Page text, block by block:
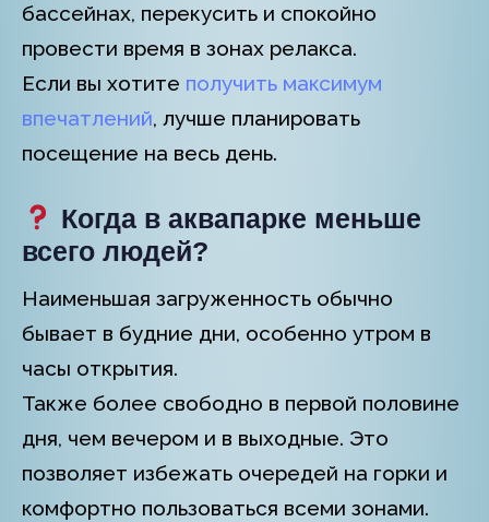
бассейнах, перекусить и спокойно
провести время в зонах релакса.
Если вы хотите получить максимум
впечатлений, лучше планировать
посещение на весь день.
Когда в аквапарке меньше
всего людей?
Наименьшая загруженность обычно
бывает в будние дни, особенно утром в
часы открытия.
Также более свободно в первой половине
дня, чем вечером и в выходные. Это
позволяет избежать очередей на горки и
комфортно пользоваться всеми зонами.